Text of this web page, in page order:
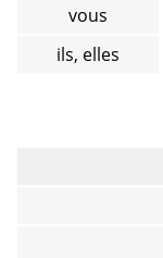
vous
ils, elles